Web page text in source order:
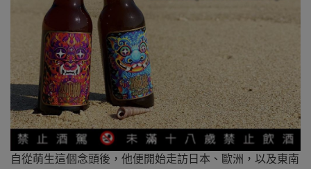
自從萌生這個念頭後，他便開始走訪日本、歐洲，以及東南